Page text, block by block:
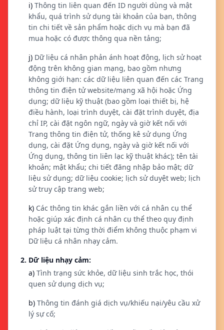
i) Thông tin liên quan đến ID người dùng và mật
khẩu, quá trình sử dụng tài khoản của bạn, thông
tin chi tiết về sản phẩm hoặc dịch vụ mà bạn đã
mua hoặc có được thông qua nền tảng;
j) Dữ liệu cá nhân phản ánh hoạt động, lịch sử hoạt
động trên không gian mạng, bao gồm nhưng
không giới hạn: các dữ liệu liên quan đến các Trang
thông tin điện tử website/mạng xã hội hoặc Ứng
dụng; dữ liệu kỹ thuật (bao gồm loại thiết bị, hệ
điều hành, loại trình duyệt, cài đặt trình duyệt, địa
chỉ IP, cài đặt ngôn ngữ, ngày và giờ kết nối với
Trang thông tin điện tử, thống kê sử dụng Ứng
dụng, cài đặt Ứng dụng, ngày và giờ kết nối với
Ứng dụng, thông tin liên lạc kỹ thuật khác); tên tài
khoản; mật khẩu; chi tiết đăng nhập bảo mật; dữ
liệu sử dụng; dữ liệu cookie; lịch sử duyệt web; lịch
sử truy cập trang web;
k) Các thông tin khác gắn liền với cá nhân cụ thể
hoặc giúp xác định cá nhân cụ thể theo quy định
pháp luật tại từng thời điểm không thuộc phạm vi
Dữ liệu cá nhân nhạy cảm.
2. Dữ liệu nhạy cảm:
a) Tình trạng sức khỏe, dữ liệu sinh trắc học, thói
quen sử dụng dịch vụ;
b) Thông tin đánh giá dịch vụ/khiếu nại/yêu cầu xử
lý sự cố;